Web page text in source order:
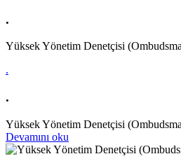
.
Yüksek Yönetim Denetçisi
.
.
Yüksek Yönetim Denetçisi
Devamını oku